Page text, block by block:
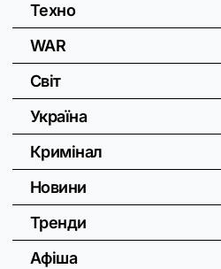
Техно
WAR
Світ
Україна
Кримінал
Новини
Тренди
Афіша